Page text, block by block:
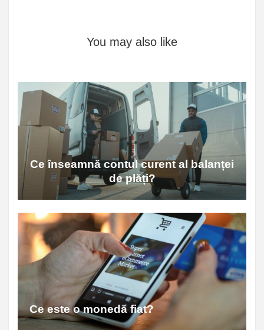
You may also like
Ce înseamnă contul curent al balanței
de plăți?
Ce este o monedă fiat?